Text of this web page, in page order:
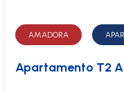
AMADORA
Apartamento T2